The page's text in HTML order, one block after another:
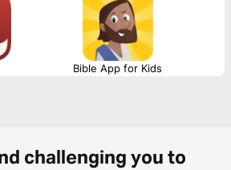
Bible App for Kids
challenging you to